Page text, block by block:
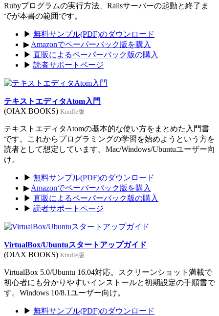
Rubyプログラムの実行方法、Railsサーバーの起動と終了ま
でが本書の範囲です。
▶ 無料サンプル(PDF)のダウンロード
▶ Amazonでペーパーバック版を購入
▶ 直販によるペーパーバック版の購入
▶ 読者サポートページ
テキストエディタAtom入門
(OIAX BOOKS) Kindle版
テキストエディタAtomの基本的な使い方をまとめた入門書
です。これからプログラミングの学習を始めようという方を
読者として想定しています。Mac/Windows/Ubuntuユーザー向
け。
▶ 無料サンプル(PDF)のダウンロード
▶ Amazonでペーパーバック版を購入
▶ 直販によるペーパーバック版の購入
▶ 読者サポートページ
VirtualBox/Ubuntuスタートアップガイド
(OIAX BOOKS) Kindle版
VirtualBox 5.0/Ubuntu 16.04対応。スクリーンショット満載で
初心者にも分かりやすいインストールと初期設定の手順書で
す。Windows 10/8.1ユーザー向け。
▶ 無料サンプル(PDF)のダウンロード